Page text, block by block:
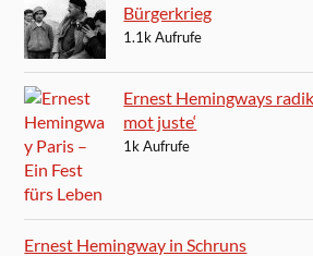
Bürgerkrieg
1.1k Aufrufe
Ernest Hemingways
mot juste‘
1k Aufrufe
Ernest Hemingway in Schruns